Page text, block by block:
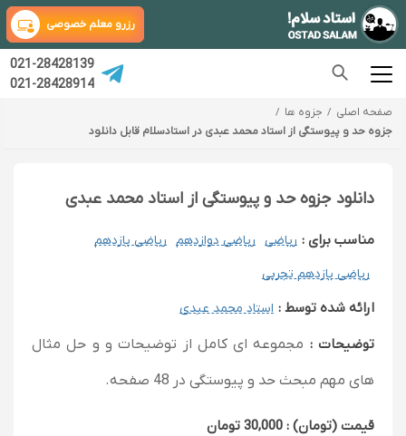
رزرو معلم خصوصی
021-28428139
021-28428914
صفحه اصلی
جزوه ها
جزوه حد و پیوستگی از استاد محمد عبدی در استادسلام قابل دانلود
دانلود جزوه حد و پیوستگی از استاد محمد عبدی
مناسب برای : ریاضی ریاضی دوازدهم ریاضی یازدهم
ریاضی یازدهم تجربی
ارائه شده توسط : استاد محمد عبدی
توضیحات : مجموعه ای کامل از توضیحات و و حل مثال
های مهم مبحث حد و پیوستگی در 48 صفحه.
قیمت (تومان) : 30,000 تومان